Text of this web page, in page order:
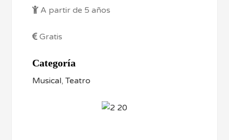
A partir de 5 años
Gratis
Categoría
Musical,Teatro